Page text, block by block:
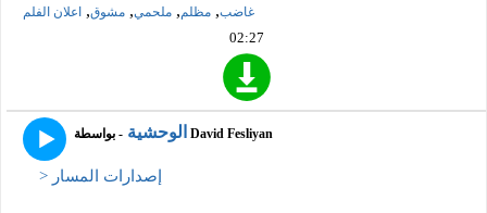
غاضب, مظلم, ملحمي, مشوق,
اعلان الفلم
02:27
الوحشية - بواسطة David Fesliyan
> إصدارات المسار